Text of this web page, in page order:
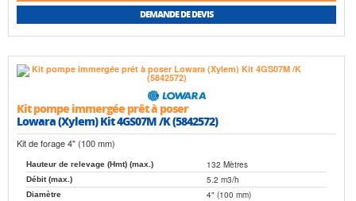
DEMANDE DE DEVIS
Kit pompe immergée prêt à poser
Lowara (Xylem) Kit 4GS07M /K (5842572)
Kit de forage 4" (100 mm)
Hauteur de relevage (Hmt) (max.) 132 Mètres
Débit (max.) 5.2 m3/h
Diamètre 4" (100 mm)